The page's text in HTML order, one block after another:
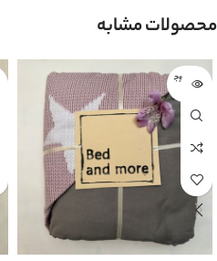
محصولات مشابه
اتمام موج
ودی